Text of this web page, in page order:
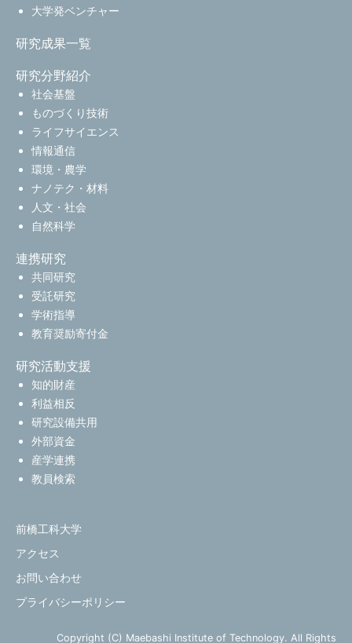
大学発ベンチャー
研究成果一覧
研究分野紹介
社会基盤
ものづくり技術
ライフサイエンス
情報通信
環境・農学
ナノテク・材料
人文・社会
自然科学
連携研究
共同研究
受託研究
学術指導
教育奨励寄付金
研究活動支援
知的財産
利益相反
研究設備共用
外部資金
産学連携
教員検索
前橋工科大学
アクセス
お問い合わせ
プライバシーポリシー
Copyright (C) Maebashi Institute of Technology. All Rights